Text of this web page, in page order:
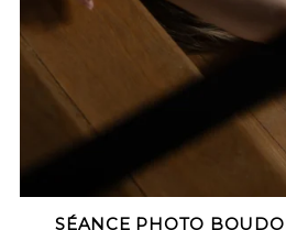
SÉANCE PHOTO